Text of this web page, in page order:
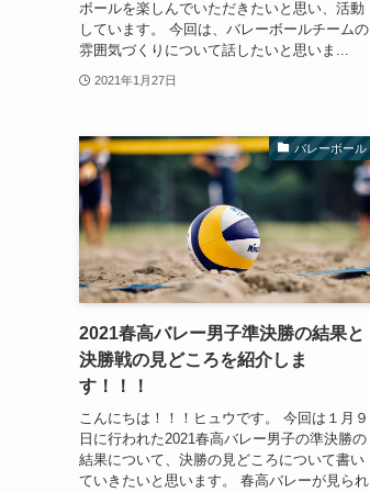
ボールを楽しんでいただきたいと思い、活動
しています。 今回は、バレーボールチームの
雰囲気づくりについて話したいと思いま...
2021年1月27日
バレーボール
2021春高バレー男子準決勝の結果と
決勝戦の見どころを紹介しま
す！！！
こんにちは！！！ヒュウです。 今回は１月９
日に行われた2021春高バレー男子の準決勝の
結果について、決勝の見どころについて書い
ていきたいと思います。 春高バレーが見られ